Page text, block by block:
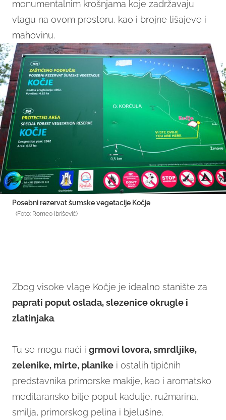
monumentalnim krošnjama koje zadržavaju
vlagu na ovom prostoru, kao i brojne lišajeve i
mahovinu.
Posebni rezervat šumske vegetacije Kočje
(Foto: Romeo Ibrišević)
Zbog visoke vlage Kočje je idealno stanište za
paprati poput oslada, slezenice okrugle i
zlatinjaka.
Tu se mogu naći i grmovi lovora, smrdljike,
zelenike, mirte, planike i ostalih tipičnih
predstavnika primorske makije, kao i aromatsko
meditaransko bilje poput kadulje, ružmarina,
smilja, primorskog pelina i bjelušine.